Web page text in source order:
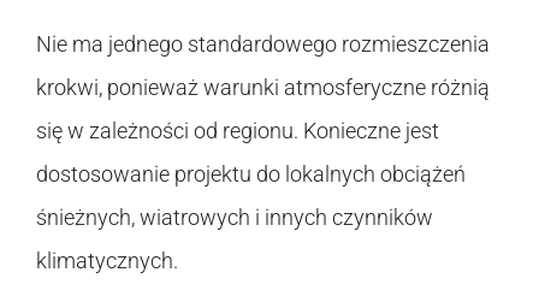
Nie ma jednego standardowego rozmieszczenia
krokwi, ponieważ warunki atmosferyczne różnią
się w zależności od regionu. Konieczne jest
dostosowanie projektu do lokalnych obciążeń
śnieżnych, wiatrowych i innych czynników
klimatycznych.